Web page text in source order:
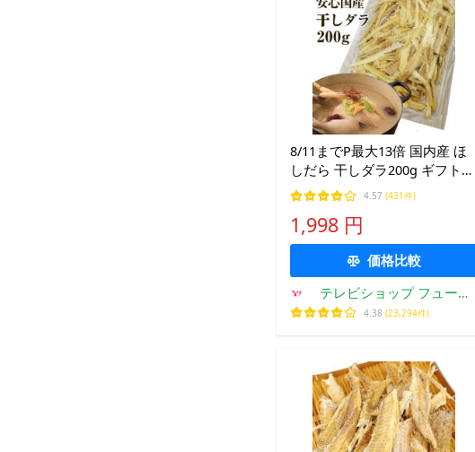
8/11までP最大13倍 国内産 ほ
しだら 干しダラ200g ギフトに
も ポイント利用
4.57 (431件)
1,998 円
価格比較
テレビショップ フュージ
ョン
4.38 (23,294件)